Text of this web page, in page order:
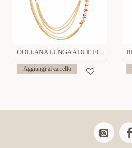
COLLANA LUNGA A DUE FILI CON FIORI E PIETRE - S15712-A
Aggiungi al carrello